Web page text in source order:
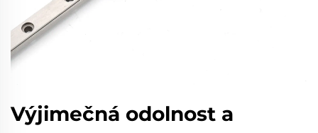
Výjimečná odolnost a